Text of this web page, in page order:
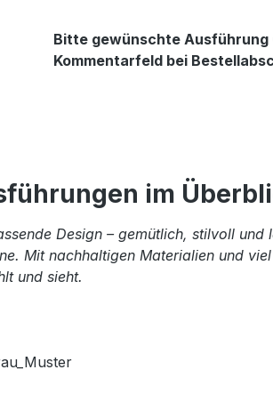
Bitte gewünschte Ausführung
Kommentarfeld bei
im
Design – gemütlich, stilvoll
Mit nachhaltigen Materialien und
und sieht.